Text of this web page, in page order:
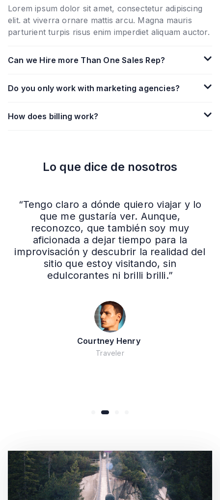
Lorem ipsum dolor sit amet, consectetur adipiscing
elit. at viverra ornare mattis arcu. Magna mauris
parturient turpis risus enim imperdiet aliquam auctor.
Can we Hire more Than One Sales Rep?
Do you only work with marketing agencies?
How does billing work?
Lo que dice de nosotros
“Tengo claro a dónde quiero viajar y lo
que me gustaría ver. Aunque,
reconozco, que también soy muy
aficionada a dejar tiempo para la
improvisación y descubrir la realidad del
sitio que estoy visitando, sin
edulcorantes ni brilli brilli.”
Courtney Henry
Traveler